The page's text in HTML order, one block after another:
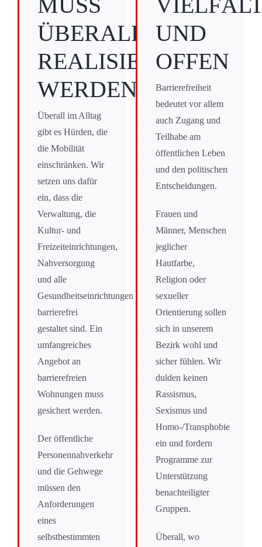
ÜBERALL
REALISIERT
WERDEN
Überall im Alltag
gibt es Hürden, die
die Mobilität
einschränken. Wir
setzen uns dafür
ein, dass die
Verwaltung, die
Kultur- und
Freizeiteinrichtungen,
Nahversorgung
und alle
Gesundheitseinrichtungen
barrierefrei
gestaltet sind. Ein
umfangreiches
Angebot an
barrierefreien
Wohnungen muss
gesichert werden.
Der öffentliche
Personennahverkehr
und die Gehwege
müssen den
Anforderungen
eines
selbstbestimmten
UND
OFFEN
Barrierefreiheit
bedeutet vor allem
auch Zugang und
Teilhabe am
öffentlichen Leben
und den politischen
Entscheidungen.
Frauen und
Männer, Menschen
jeglicher
Hautfarbe,
Religion oder
sexueller
Orientierung sollen
sich in unserem
Bezirk wohl und
sicher fühlen. Wir
dulden keinen
Rassismus,
Sexismus und
Homo-/Transphobie
ein und fordern
Programme zur
Unterstützung
benachteiligter
Gruppen.
Überall, wo